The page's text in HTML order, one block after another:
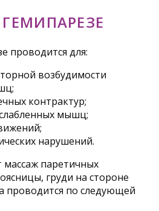
проводится для:
возбудимости
контрактур;
мышц;
нарушений.
массаж паретичных
груди на стороне
проводится по следующей